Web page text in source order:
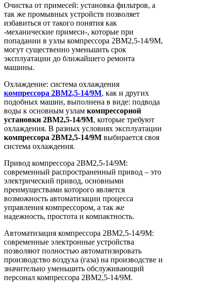
Очистка от примесей: установка фильтров, а
так же промывных устройств позволяет
избавиться от такого понятия как
-механические примеси-, которые при
попадании в узлы компрессора 2ВМ2,5-14/9М,
могут существенно уменьшить срок
эксплуатации до ближайшего ремонта
машины.
Охлаждение: система охлаждения
компрессора 2ВМ2,5-14/9М, как и других
подобных машин, выполнена в виде: подвода
воды к основным узлам компрессорной
установки 2ВМ2,5-14/9М, которые требуют
охлаждения. В разных условиях эксплуатации
компрессора 2ВМ2,5-14/9М выбирается своя
система охлаждения.
Привод компрессора 2ВМ2,5-14/9М:
современный распространенный привод – это
электрический привод, основными
преимуществами которого является
возможность автоматизации процесса
управления компрессором, а так же
надежность, простота и компактность.
Автоматизация компрессора 2ВМ2,5-14/9М:
современные электронные устройства
позволяют полностью автоматизировать
производство воздуха (газа) на производстве и
значительно уменьшить обслуживающий
персонал компрессора 2ВМ2,5-14/9М.